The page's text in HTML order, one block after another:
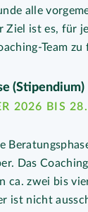
alle
Ziel ist es, für
Team zu
(Stipendium)
2026 BIS 28.
Das
ca. zwei bis
ist nicht